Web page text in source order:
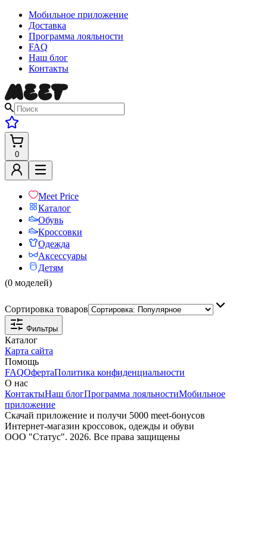
Мобильное приложение
Доставка
Программа лояльности
FAQ
Наш блог
Контакты
0
Meet Price
Каталог
Обувь
Кроссовки
Одежда
Аксессуары
Детям
(0 моделей)
Сортировка товаров
Фильтры
Каталог
Карта сайта
Помощь
FAQОфертаПолитика конфиденциальности
О нас
КонтактыНаш блогПрограмма лояльностиМобильное
приложение
Скачай приложение и получи 5000 meet-бонусов
Интернет-магазин кроссовок, одежды и обуви
ООО "Статус". 2026. Все права защищены